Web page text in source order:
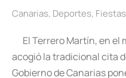
Canarias, Deportes, Fiestas
El Terrero Martín, en el
acogió la tradicional cita
Gobierno de Canarias